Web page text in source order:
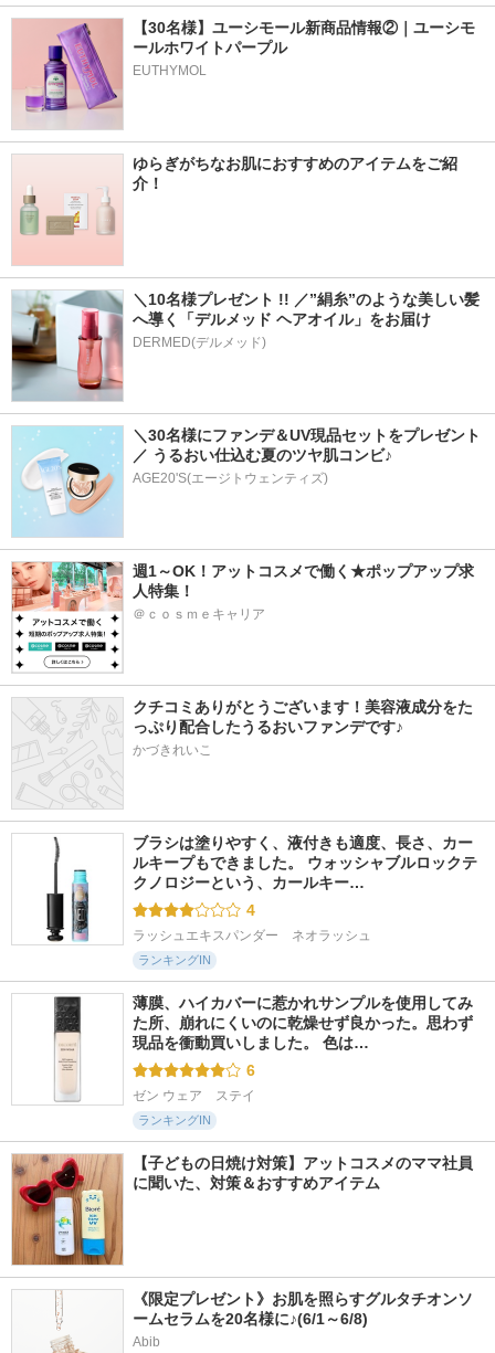
【30名様】ユーシモール新商品情報②｜ユーシモ
ールホワイトパープル
EUTHYMOL
ゆらぎがちなお肌におすすめのアイテムをご紹
介！
＼10名様プレゼント !! ／”絹糸”のような美しい髪
へ導く「デルメッド ヘアオイル」をお届け
DERMED(デルメッド)
＼30名様にファンデ＆UV現品セットをプレゼント
／ うるおい仕込む夏のツヤ肌コンビ♪
AGE20'S(エージトウェンティズ)
週1～OK！アットコスメで働く★ポップアップ求
人特集！
＠ｃｏｓｍｅキャリア
クチコミありがとうございます！美容液成分をた
っぷり配合したうるおいファンデです♪
かづきれいこ
ブラシは塗りやすく、液付きも適度、長さ、カー
ルキープもできました。 ウォッシャブルロックテ
クノロジーという、カールキー…
4
ラッシュエキスパンダー　ネオラッシュ
ランキングIN
薄膜、ハイカバーに惹かれサンプルを使用してみ
た所、崩れにくいのに乾燥せず良かった。思わず
現品を衝動買いしました。 色は…
6
ゼン ウェア　ステイ
ランキングIN
【子どもの日焼け対策】アットコスメのママ社員
に聞いた、対策＆おすすめアイテム
《限定プレゼント》お肌を照らすグルタチオンソ
ームセラムを20名様に♪(6/1～6/8)
Abib